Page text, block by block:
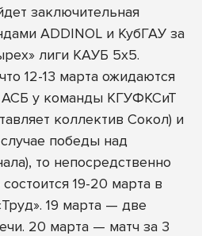
заключительная
ADDINOL и КубГАУ за
лиги КАУБ 5х5.
12-13 марта ожидаются
АСБ у команды КГУФКСиТ
коллектив Сокол) и
победы над
то непосредственно
19-20 марта в
19 марта — две
20 марта — матч за 3